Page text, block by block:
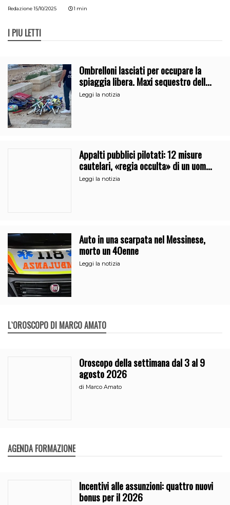
Redazione 15/10/2025 1 min
I PIÙ LETTI
Ombrelloni lasciati per occupare la
spiaggia libera. Maxi sequestro della
Guardia Costiera
Leggi la notizia
Appalti pubblici pilotati: 12 misure
cautelari, «regia occulta» di un uomo
vicino al clan
Leggi la notizia
Auto in una scarpata nel Messinese,
morto un 40enne
Leggi la notizia
L`OROSCOPO DI MARCO AMATO
Oroscopo della settimana dal 3 al 9
agosto 2026
di Marco Amato
AGENDA FORMAZIONE
Incentivi alle assunzioni: quattro nuovi
bonus per il 2026